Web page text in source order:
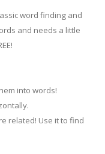
word finding and
and needs a little
into words!
related! Use it to find